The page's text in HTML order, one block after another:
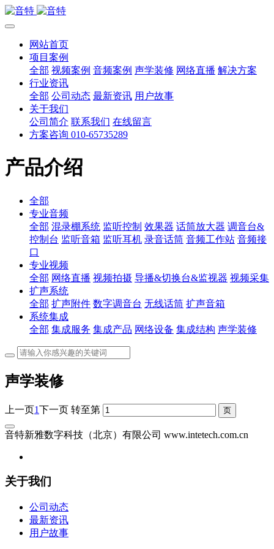
网站首页
项目案例
全部 视频案例 音频案例 声学装修 网络直播 解决方案
行业资讯
全部 公司动态 最新资讯 用户故事
关于我们
公司简介 联系我们 在线留言
方案咨询 010-65735289
产品介绍
全部
专业音频
全部 混录棚系统 监听控制 效果器 话筒放大器 调音台&
控制台 监听音箱 监听耳机 录音话筒 音频工作站 音频接
口
专业视频
全部 网络直播 视频拍摄 导播&切换台&监视器 视频采集
扩声系统
全部 扩声附件 数字调音台 无线话筒 扩声音箱
系统集成
全部 集成服务 集成产品 网络设备 集成结构 声学装修
声学装修
上一页1下一页 转至第
音特新雅数字科技（北京）有限公司 www.intetech.com.cn
关于我们
公司动态
最新资讯
用户故事